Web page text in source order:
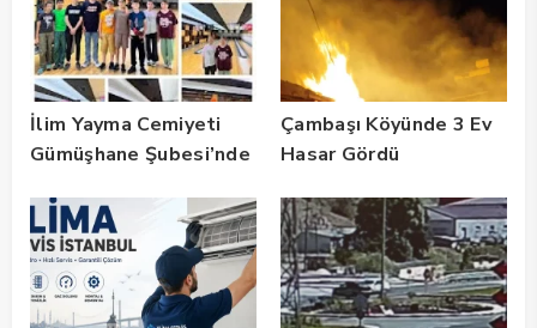
İlim Yayma Cemiyeti
Gümüşhane Şubesi’nde
Coşkusu
Çambaşı Köyünde 3 Ev
Hasar Gördü